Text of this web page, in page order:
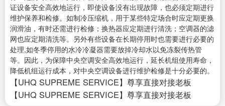
证设备安全高效地运行，即使设备没有出现故障，也必须定期进行
维护保养和检修。如制冷压缩机，用于某些特定场合时应定期更换
润滑油，有时还需进行检修；换热器应定期进行清洗；空调器的滤
网也应定期清洗等。另外有些设备在长期停用时也需要进行必要的
处理,如冬季停用的水冷冷凝器需要放掉冷却水以免冻裂传热管
等。因此，为保障中央空调安全高效地运行，延长机组使用寿命，
降低机组运行成本，对中央空调设备进行维护检修是十分必要的。
【UHQ SUPREME SERVICE】尊享直接对接老板
【UHQ SUPREME SERVICE】尊享直接对接老板